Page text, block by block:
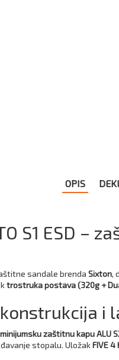
OPIS
S1 ESD –
sandale brenda Sixton,
trostruka postava (320g +
i
zaštitnu kapu ALU
stopalu. Uložak FIVE 4